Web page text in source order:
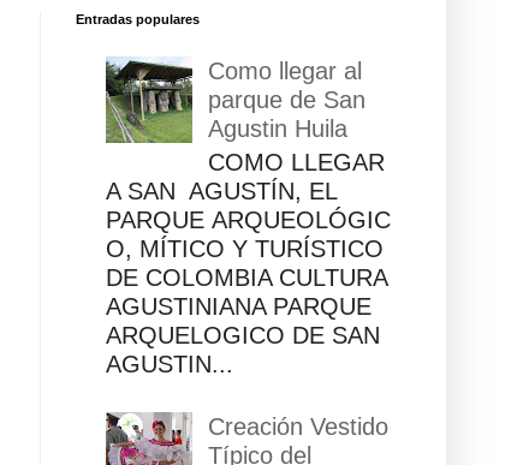
Entradas populares
Como llegar al
parque de San
Agustin Huila
COMO LLEGAR
A SAN AGUSTÍN, EL
PARQUE ARQUEOLÓGIC
O, MÍTICO Y TURÍSTICO
DE COLOMBIA CULTURA
AGUSTINIANA PARQUE
ARQUELOGICO DE SAN
AGUSTIN...
Creación Vestido
Típico del